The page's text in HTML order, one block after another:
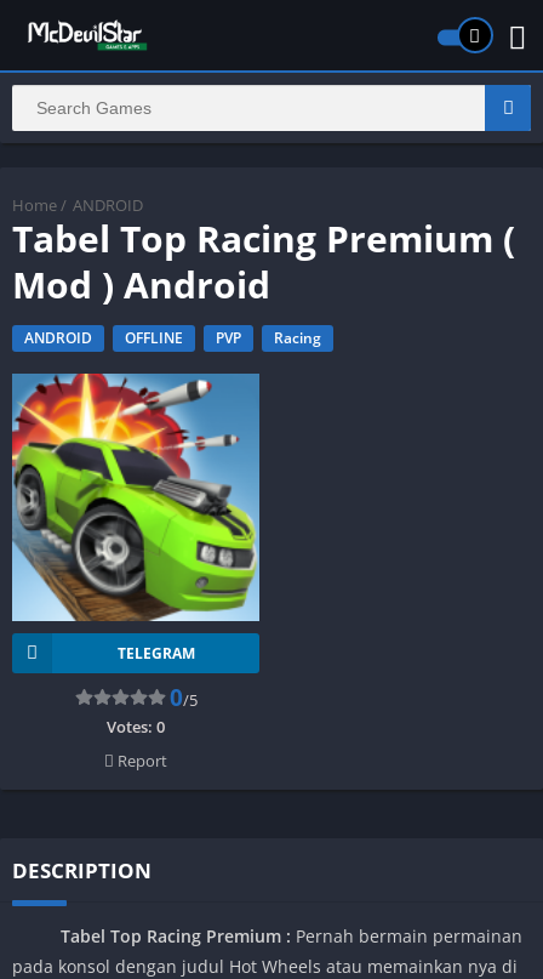
Home / ANDROID
Tabel Top Racing Premium (
Mod ) Android
ANDROID OFFLINE PVP Racing
TELEGRAM
0/5
Votes: 0
Report
DESCRIPTION
Tabel Top Racing Premium : Pernah bermain permainan
pada konsol dengan judul Hot Wheels atau memainkan nya di